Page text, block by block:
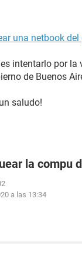
una netbook del
intentarlo por la
de Buenos
saludo!
la compu
a las 13:34